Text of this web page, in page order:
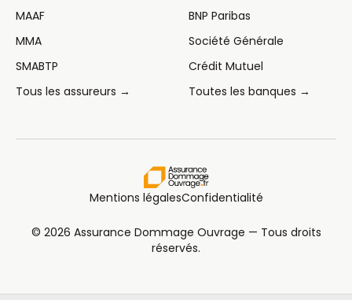
MAAF
MMA
SMABTP
Tous les assureurs →
BNP Paribas
Société Générale
Crédit Mutuel
Toutes les banques →
Mentions légalesConfidentialité
© 2026 Assurance Dommage Ouvrage — Tous droits
réservés.